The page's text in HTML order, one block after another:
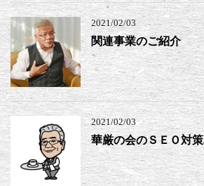
2021/02/03
関連事業のご紹介
2021/02/03
華厳の会のＳＥＯ対